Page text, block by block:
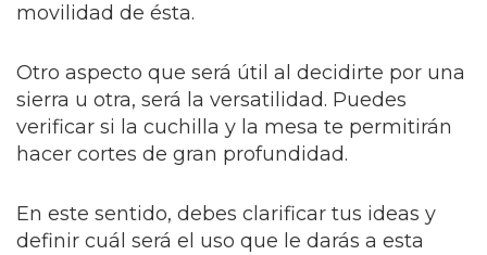
movilidad de ésta.
Otro aspecto que será útil al decidirte por una
sierra u otra, será la versatilidad. Puedes
verificar si la cuchilla y la mesa te permitirán
hacer cortes de gran profundidad.
En este sentido, debes clarificar tus ideas y
definir cuál será el uso que le darás a esta